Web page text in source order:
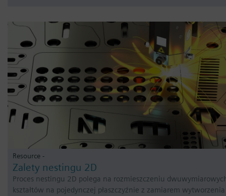
Resource -
Zalety nestingu 2D
Proces nestingu 2D polega na rozmieszczeniu
kształtów na pojedynczej płaszczyźnie z zamiarem wytworzenia